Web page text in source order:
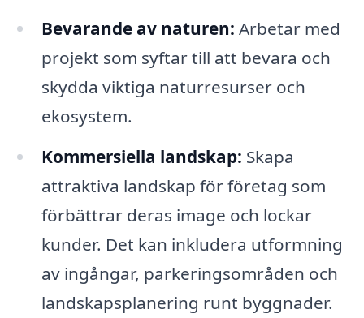
Bevarande av naturen: Arbetar med
projekt som syftar till att bevara och
skydda viktiga naturresurser och
ekosystem.
Kommersiella landskap: Skapa
attraktiva landskap för företag som
förbättrar deras image och lockar
kunder. Det kan inkludera utformning
av ingångar, parkeringsområden och
landskapsplanering runt byggnader.